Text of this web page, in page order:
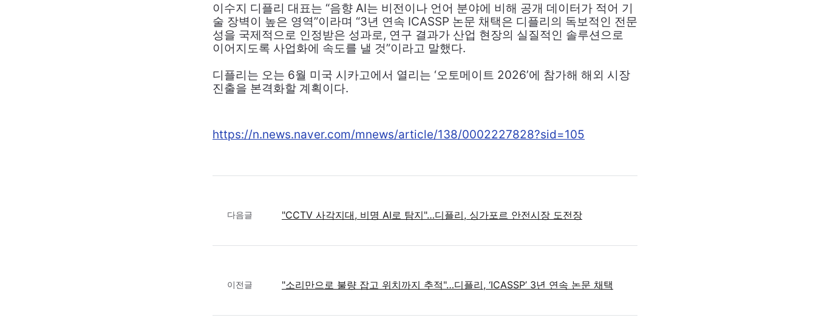
이수지 디플리 대표는 “음향 AI는 비전이나 언어 분야에 비해 공개 데이터가 적어 기
술 장벽이 높은 영역”이라며 “3년 연속 ICASSP 논문 채택은 디플리의 독보적인 전문
성을 국제적으로 인정받은 성과로, 연구 결과가 산업 현장의 실질적인 솔루션으로
이어지도록 사업화에 속도를 낼 것”이라고 말했다.
디플리는 오는 6월 미국 시카고에서 열리는 ‘오토메이트 2026’에 참가해 해외 시장
진출을 본격화할 계획이다.
https://n.news.naver.com/mnews/article/138/0002227828?sid=105
다음글 "CCTV 사각지대, 비명 AI로 탐지"…디플리, 싱가포르 안전시장 도전장
이전글 "소리만으로 불량 잡고 위치까지 추적"…디플리, ‘ICASSP’ 3년 연속 논문 채택